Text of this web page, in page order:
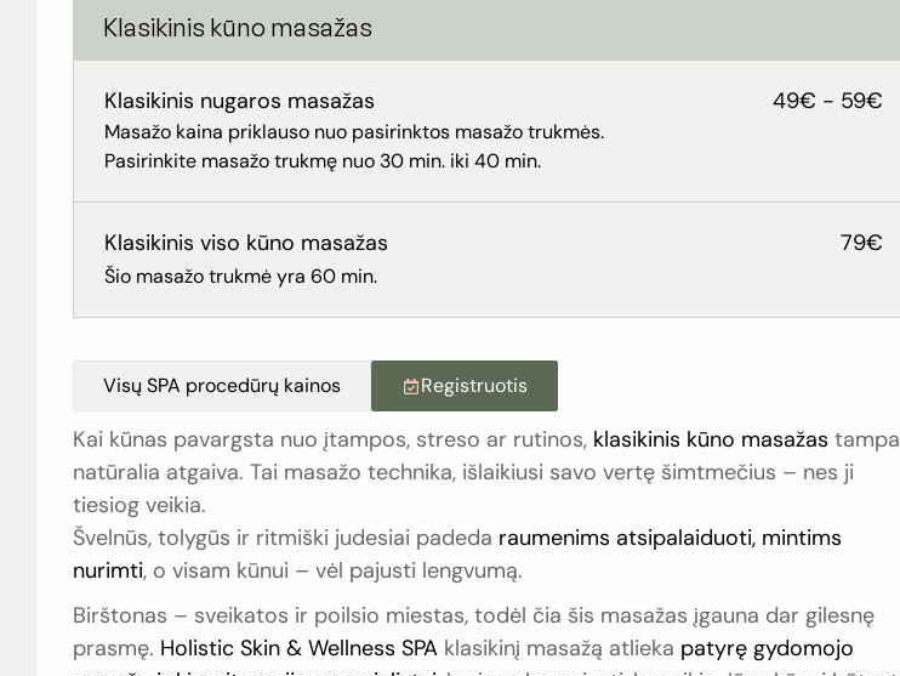
Klasikinis kūno masažas
Klasikinis nugaros masažas
Masažo kaina priklauso nuo pasirinktos masažo trukmės.
Pasirinkite masažo trukmę nuo 30 min. iki 40 min.
49€ - 59€
Klasikinis viso kūno masažas
Šio masažo trukmė yra 60 min.
79€
Visų SPA procedūrų kainos Registruotis
Kai kūnas pavargsta nuo įtampos, streso ar rutinos, klasikinis kūno masažas tampa
natūralia atgaiva. Tai masažo technika, išlaikiusi savo vertę šimtmečius – nes ji
tiesiog veikia.
Švelnūs, tolygūs ir ritmiški judesiai padeda raumenims atsipalaiduoti, mintims
nurimti, o visam kūnui – vėl pajusti lengvumą.
Birštonas – sveikatos ir poilsio miestas, todėl čia šis masažas įgauna dar gilesnę
prasmę. Holistic Skin & Wellness SPA klasikinį masažą atlieka patyrę gydomojo